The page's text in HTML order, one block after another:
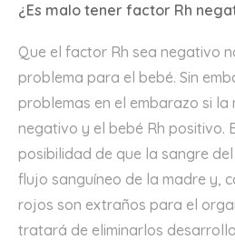
¿Es malo tener factor Rh
Que el factor Rh sea negativo
problema para el bebé. Sin
problemas en el embarazo si la
negativo y el bebé Rh positivo.
posibilidad de que la sangre
flujo sanguíneo de la madre y,
rojos son extraños para el
tratará de eliminarlos